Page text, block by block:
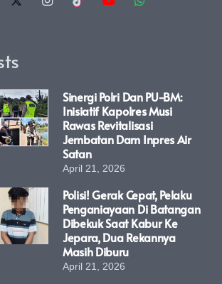
Sinergi Polri Dan PU-BM:
Inisiatif Kapolres Musi
Rawas Revitalisasi
Jembatan Dam Inpres Air
Satan
April 21, 2026
Polisi! Gerak Cepat, Pelaku
Penganiayaan Di Batangan
Dibekuk Saat Kabur Ke
Jepara, Dua Rekannya
Masih Diburu
April 21, 2026